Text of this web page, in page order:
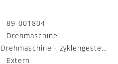
89-001804
Drehmaschine
Drehmaschine - zyklengesteuert
Extern